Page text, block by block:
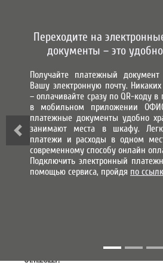
МЫ В СОЦИАЛЬНЫХ СЕТЯХ
ПО ВЗЫСКАНИЮ
ЗАДОЛЖЕННОСТИ
Правила оказания услуг ведения
исковой работы, редакция 1.9.
01.09.2024г.
исковой работы, редакция 1.7.
01.11.2022г.
Переходите на
документы – это
Получайте платежный
Вашу электронную почту.
– оплачивайте сразу по QR-коду
в мобильном приложении
платежные документы удобно
занимают места в шкафу.
платежи и расходы в одном
современному способу онлайн
Подключить электронный
помощью сервиса, пройдя по